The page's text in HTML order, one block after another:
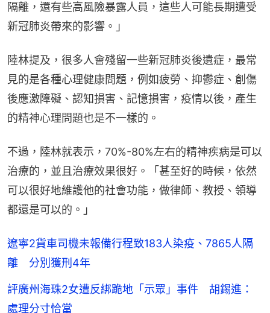
隔離，還有些高風險暴露人員，這些人可能長期遭受
新冠肺炎帶來的影響。」
陸林提及，很多人會殘留一些新冠肺炎後遺症，最常
見的是各種心理健康問題，例如疲勞、抑鬱症、創傷
後應激障礙、認知損害、記憶損害，疫情以後，產生
的精神心理問題也是不一樣的。
不過，陸林就表示，70%-80%左右的精神疾病是可以
治療的，並且治療效果很好。「甚至好的時候，依然
可以很好地維護他的社會功能，做律師、教授、領導
都還是可以的。」
遼寧2貨車司機未報備行程致183人染疫、7865人隔
離 分別獲刑4年
評廣州海珠2女遭反綁跪地「示眾」事件 胡錫進：
處理分寸恰當